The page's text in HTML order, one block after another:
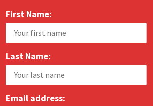
April 2016
March 2016
January 2016
December 2015
November 2015
First Name:
Last Name:
Email address: